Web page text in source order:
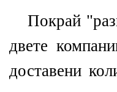
Покрай
двете
доставени